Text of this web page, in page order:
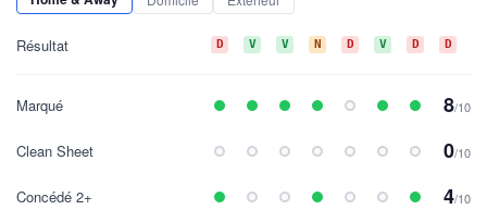
Résultat D V V N D V D D
Marqué 8/10
Clean Sheet 0/10
Concédé 2+ 4/10